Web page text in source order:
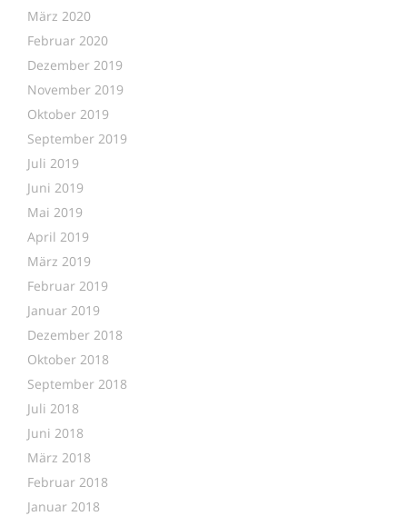
März 2020
Februar 2020
Dezember 2019
November 2019
Oktober 2019
September 2019
Juli 2019
Juni 2019
Mai 2019
April 2019
März 2019
Februar 2019
Januar 2019
Dezember 2018
Oktober 2018
September 2018
Juli 2018
Juni 2018
März 2018
Februar 2018
Januar 2018